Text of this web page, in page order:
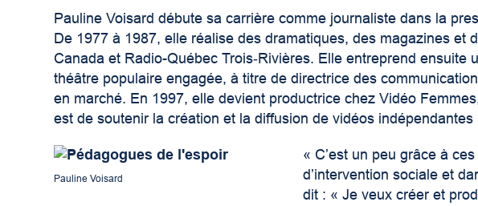
Pauline Voisard débute sa carrière comme journaliste dans la
De 1977 à 1987, elle réalise des dramatiques, des magazines et
Canada et Radio-Québec Trois‑Rivières. Elle entreprend ensuite
théâtre populaire engagée, à titre de directrice des
en marché. En 1997, elle devient productrice chez Vidéo
est de soutenir la création et la diffusion de vidéos
Pauline Voisard
« C’est un peu grâce à
d’intervention sociale et
dit : « Je veux créer et